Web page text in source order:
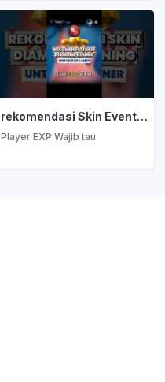
rekomendasi Skin Event Diamond Kuning: EXP Laner
Player EXP Wajib tau